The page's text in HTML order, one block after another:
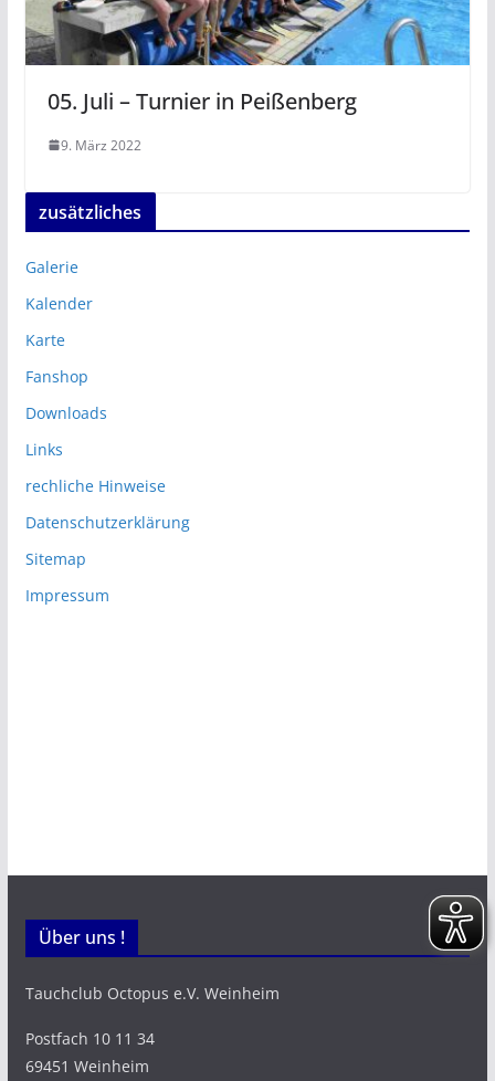
05. Juli – Turnier in Peißenberg
9. März 2022
zusätzliches
Galerie
Kalender
Karte
Fanshop
Downloads
Links
rechliche Hinweise
Datenschutzerklärung
Sitemap
Impressum
Über uns !
Tauchclub Octopus e.V. Weinheim
Postfach 10 11 34
69451 Weinheim